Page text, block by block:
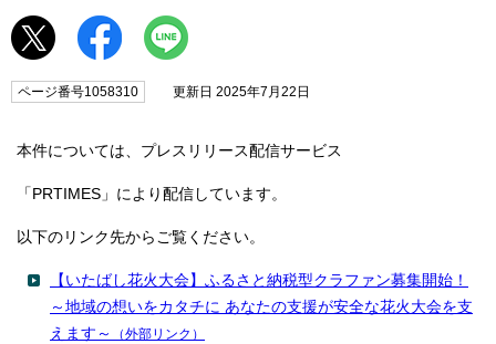
ページ番号1058310 更新日 2025年7月22日
本件については、プレスリリース配信サービス
「PRTIMES」により配信しています。
以下のリンク先からご覧ください。
【いたばし花火大会】ふるさと納税型クラファン募集開始！
～地域の想いをカタチに あなたの支援が安全な花火大会を支
えます～
（外部リンク）